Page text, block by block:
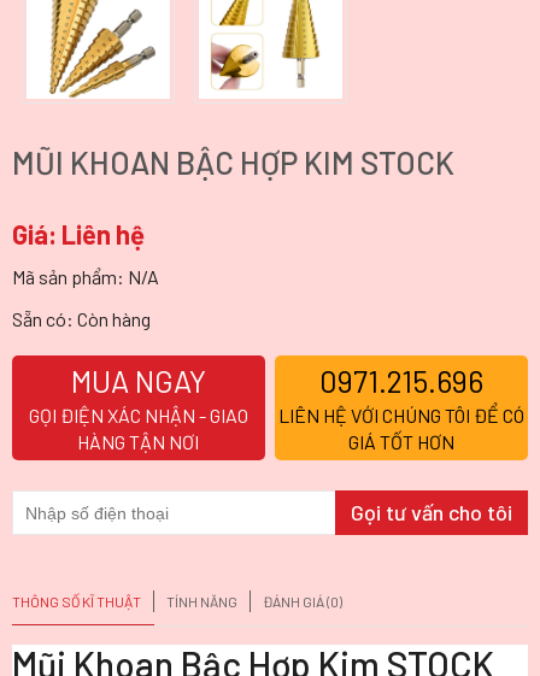
MŨI KHOAN BẬC HỢP KIM STOCK
Giá: Liên hệ
Mã sản phẩm: N/A
Sẵn có: Còn hàng
MUA NGAY
GỌI ĐIỆN XÁC NHẬN - GIAO
HÀNG TẬN NƠI
0971.215.696
LIÊN HỆ VỚI CHÚNG TÔI ĐỂ CÓ
GIÁ TỐT HƠN
THÔNG SỐ KĨ THUẬT TÍNH NĂNG ĐÁNH GIÁ (0)
Mũi Khoan Bậc Hợp Kim STOCK